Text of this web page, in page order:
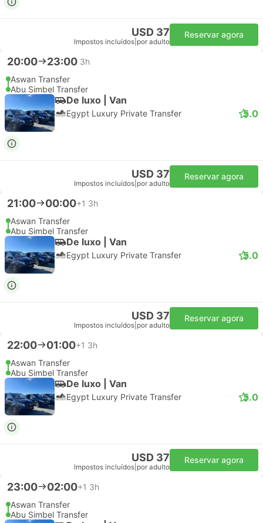
USD 37
Impostos incluídos por adulto
Reservar agora
20:00 23:00 3h
Aswan Transfer
Abu Simbel Transfer
De luxo | Van
Egypt Luxury Private Transfer 5.0
USD 37
Impostos incluídos por adulto
Reservar agora
21:00 00:00+1 3h
Aswan Transfer
Abu Simbel Transfer
De luxo | Van
Egypt Luxury Private Transfer 5.0
USD 37
Impostos incluídos por adulto
Reservar agora
22:00 01:00+1 3h
Aswan Transfer
Abu Simbel Transfer
De luxo | Van
Egypt Luxury Private Transfer 5.0
USD 37
Impostos incluídos por adulto
Reservar agora
23:00 02:00+1 3h
Aswan Transfer
Abu Simbel Transfer